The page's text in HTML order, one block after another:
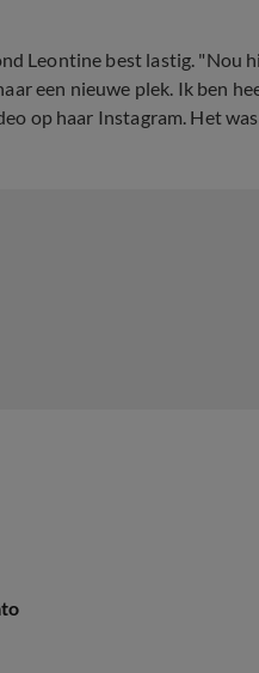
Leontine best lastig. "Nou
een nieuwe plek. Ik ben
op haar Instagram. Het